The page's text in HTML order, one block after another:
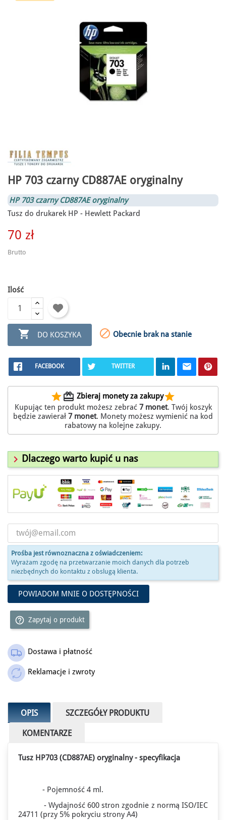
HP 703 czarny CD887AE oryginalny
HP 703 czarny CD887AE oryginalny
Tusz do drukarek HP - Hewlett Packard
70 zł
Brutto
Ilość
 DO KOSZYKA  Obecnie brak na stanie
FACEBOOK TWITTER
starredeem Zbieraj monety za zakupystar
Kupując ten produkt możesz zebrać 7monet. Twój koszyk
będzie zawierał 7monet. Monety możesz wymienić na kod
rabatowy na kolejne zakupy.
 Dlaczego warto kupić u nas
Prośba jest równoznaczna z oświadczeniem:
Wyrażam zgodę na przetwarzanie moich danych dla potrzeb
niezbędnych do kontaktu z obslugą klienta.
POWIADOM MNIE O DOSTĘPNOŚCI
help_outline Zapytaj o produkt
Dostawa i płatność
Reklamacje i zwroty
OPIS SZCZEGÓŁY PRODUKTU
KOMENTARZE
Tusz HP703 (CD887AE) oryginalny - specyfikacja
- Pojemność 4 ml.
- Wydajność 600 stron zgodnie z normą ISO/IEC
24711 (przy 5% pokryciu strony A4)